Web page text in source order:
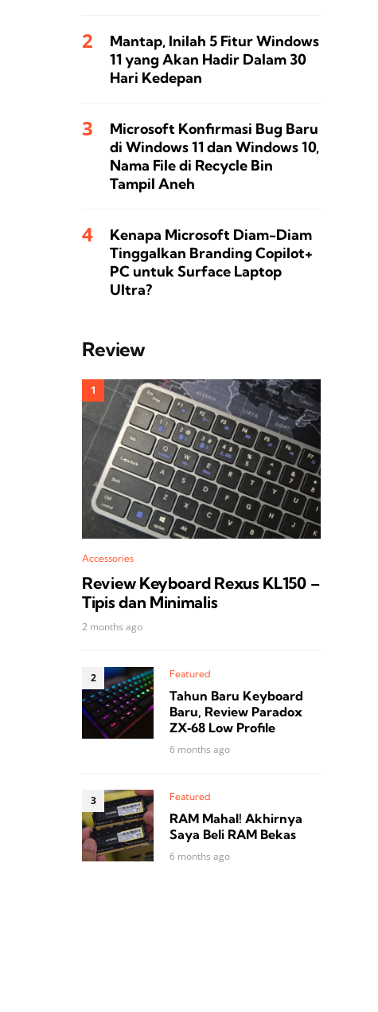
Mantap, Inilah 5 Fitur Windows
11 yang Akan Hadir Dalam 30
Hari Kedepan
Microsoft Konfirmasi Bug Baru
di Windows 11 dan Windows 10,
Nama File di Recycle Bin
Tampil Aneh
Kenapa Microsoft Diam-Diam
Tinggalkan Branding Copilot+
PC untuk Surface Laptop
Ultra?
Review
Accessories
Review Keyboard Rexus KL150 –
Tipis dan Minimalis
2 months ago
Featured
Tahun Baru Keyboard
Baru, Review Paradox
ZX‑68 Low Profile
6 months ago
Featured
RAM Mahal! Akhirnya
Saya Beli RAM Bekas
6 months ago